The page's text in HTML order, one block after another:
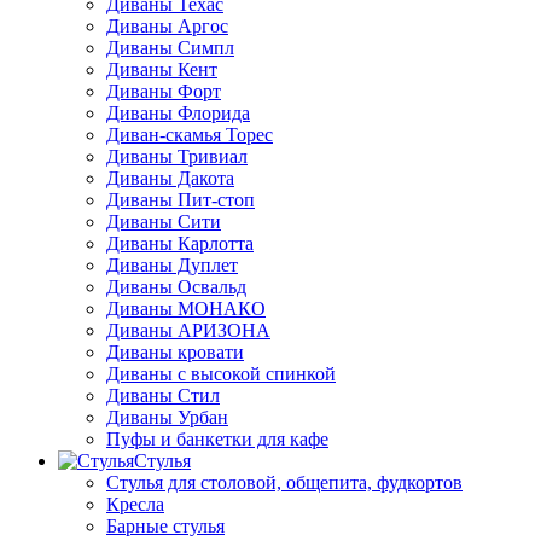
Диваны Техас
Диваны Аргос
Диваны Симпл
Диваны Кент
Диваны Форт
Диваны Флорида
Диван-скамья Торес
Диваны Тривиал
Диваны Дакота
Диваны Пит-стоп
Диваны Сити
Диваны Карлотта
Диваны Дуплет
Диваны Освальд
Диваны МОНАКО
Диваны АРИЗОНА
Диваны кровати
Диваны с высокой спинкой
Диваны Стил
Диваны Урбан
Пуфы и банкетки для кафе
Стулья
Стулья для столовой, общепита, фудкортов
Кресла
Барные стулья